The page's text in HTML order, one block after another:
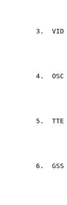
3. VID
4. OSC
5. TTE
6. GSS